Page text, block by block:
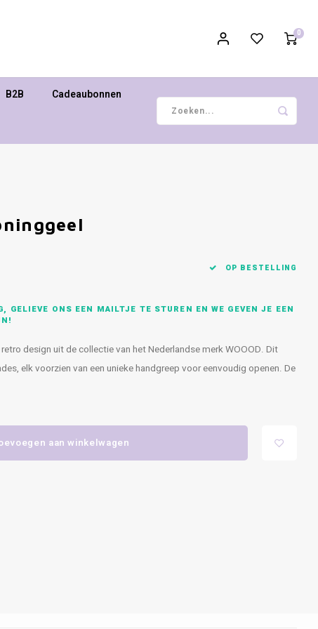
0
B2B Cadeaubonnen
OP BESTELLING
GELIEVE ONS EEN MAILTJE TE STUREN EN WE GEVEN JE EEN
design uit de collectie van het Nederlandse merk WOOOD. Dit
elk voorzien van een unieke handgreep voor eenvoudig openen. De
aan winkelwagen